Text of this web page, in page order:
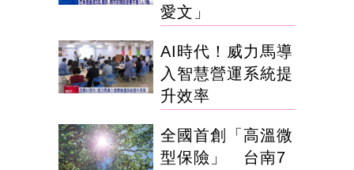
愛文」
AI時代！威力馬導
入智慧營運系統提
升效率
全國首創「高溫微
型保險」 台南7